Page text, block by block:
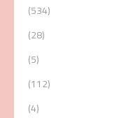
(534)
(28)
(5)
(112)
(4)